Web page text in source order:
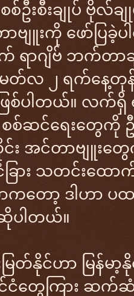
စ်ဦးစီးချုပ် ဗိုလ်
ျူးကို ဖော်ပြခဲ့ပ
ရာဂျိဗ် ဘက်တာ
မတ်လ ၂ ရက်နေ့တု
စ်ပါတယ်။ လက်ရှိ
စ်ဆင်ရေးတွေကို
း အင်တာဗျူးတွေ
ြား သတင်းထေ
ာကတော့ ဒါဟာ ပ
ဆိုပါတယ်။
တ်နိုင်ဟာ မြန်မာ့နို
င်ငံတွေကြား ဆက်